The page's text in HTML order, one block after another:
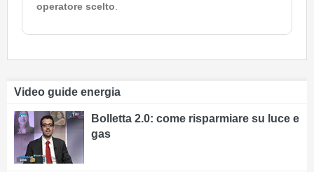
operatore scelto
Video guide energia
Bolletta 2.0: come risparmiare su luce e
gas